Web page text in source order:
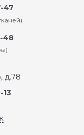
47
48
д.78
13